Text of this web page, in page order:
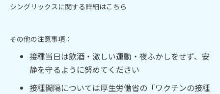
シングリックスに関する詳細はこちら
その他の注意事項：
接種当日は飲酒・激しい運動・夜ふかしをせず、安
静を守るように努めてください
接種間隔については厚生労働省の 「ワクチンの接種